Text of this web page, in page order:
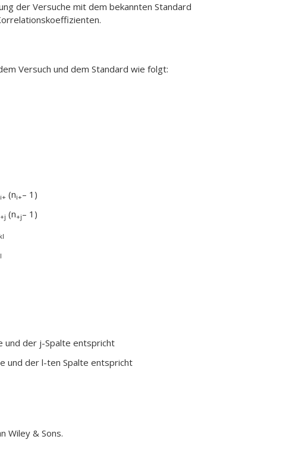
der Versuche mit dem bekannten Standard
Versuch und dem Standard wie folgt:
i+ (ni+– 1)
+j (n+j– 1)
kl
und der j-Spalte entspricht
und der l-ten Spalte entspricht
Wiley & Sons.